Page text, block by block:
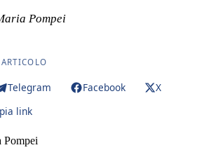
Pompei
Telegram Facebook
X
link
Pompei